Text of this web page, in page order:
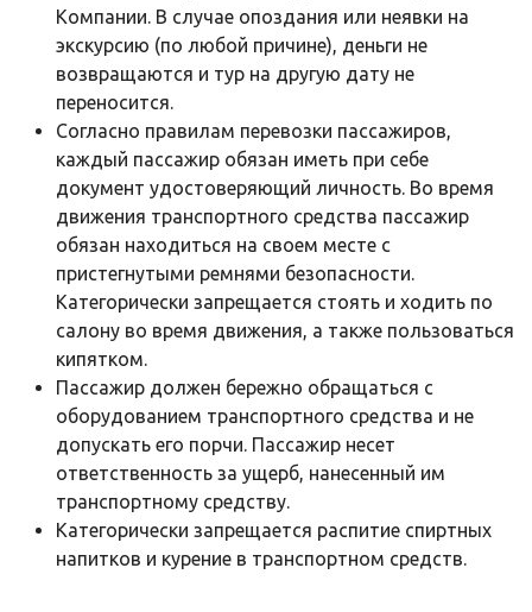
Компании. В случае опоздания или неявки на
экскурсию (по любой причине), деньги не
возвращаются и тур на другую дату не
переносится.
Согласно правилам перевозки пассажиров,
каждый пассажир обязан иметь при себе
документ удостоверяющий личность. Во время
движения транспортного средства пассажир
обязан находиться на своем месте с
пристегнутыми ремнями безопасности.
Категорически запрещается стоять и ходить по
салону во время движения, а также пользоваться
кипятком.
Пассажир должен бережно обращаться с
оборудованием транспортного средства и не
допускать его порчи. Пассажир несет
ответственность за ущерб, нанесенный им
транспортному средству.
Категорически запрещается распитие спиртных
напитков и курение в транспортном средств.